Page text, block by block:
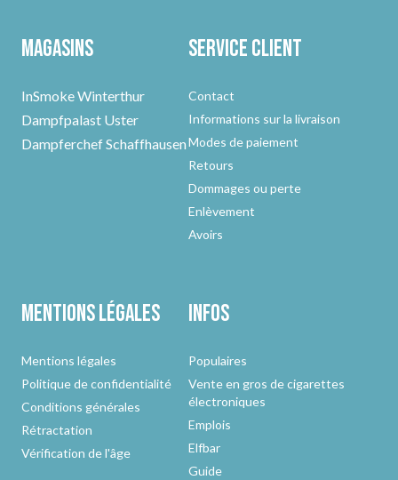
Magasins
InSmoke Winterthur
Dampfpalast Uster
Dampferchef Schaffhausen
Service client
Contact
Informations sur la livraison
Modes de paiement
Retours
Dommages ou perte
Enlèvement
Avoirs
Mentions légales
Mentions légales
Politique de confidentialité
Conditions générales
Rétractation
Vérification de l'âge
Infos
Populaires
Vente en gros de cigarettes
électroniques
Emplois
Elfbar
Guide